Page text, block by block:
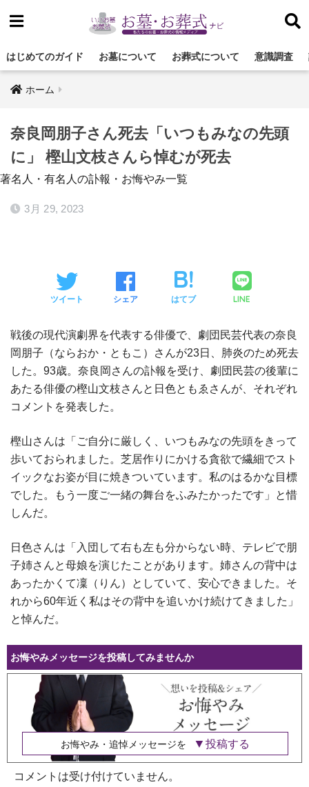
はじめてのガイド お墓について お葬式について 意識調査
ホーム
奈良岡朋子さん死去「いつもみなの先頭
に」 樫山文枝さんら悼むが死去
著名人・有名人の訃報・お悔やみ一覧
3月 29, 2023
ツイート シェア はてブ LINE
戦後の現代演劇界を代表する俳優で、劇団民芸代表の奈良
岡朋子（ならおか・ともこ）さんが23日、肺炎のため死去
した。93歳。奈良岡さんの訃報を受け、劇団民芸の後輩に
あたる俳優の樫山文枝さんと日色ともゑさんが、それぞれ
コメントを発表した。
樫山さんは「ご自分に厳しく、いつもみなの先頭をきって
歩いておられました。芝居作りにかける貪欲で繊細でスト
イックなお姿が目に焼きついています。私のはるかな目標
でした。もう一度ご一緒の舞台をふみたかったです」と惜
しんだ。
日色さんは「入団して右も左も分からない時、テレビで朋
子姉さんと母娘を演じたことがあります。姉さんの背中は
あったかくて凜（りん）としていて、安心できました。そ
れから60年近く私はその背中を追いかけ続けてきました」
と悼んだ。
お悔やみメッセージを投稿してみませんか
お悔やみ・追悼メッセージを 投稿する
コメントは受け付けていません。